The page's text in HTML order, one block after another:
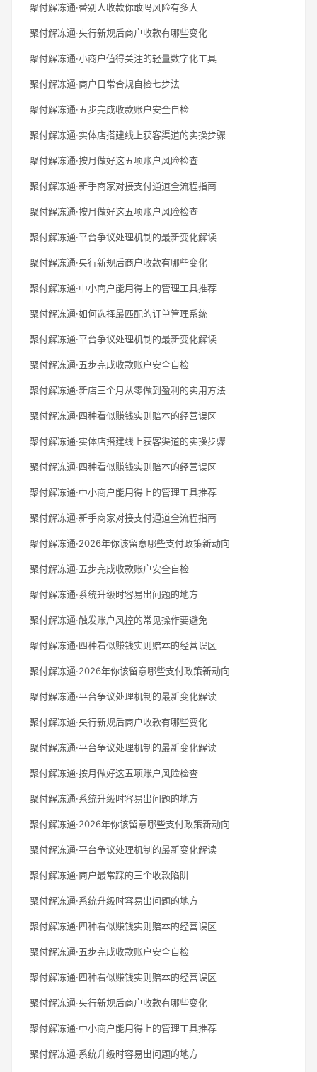
聚付解冻通·替别人收款你敢吗风险有多大
聚付解冻通·央行新规后商户收款有哪些变化
聚付解冻通·小商户值得关注的轻量数字化工具
聚付解冻通·商户日常合规自检七步法
聚付解冻通·五步完成收款账户安全自检
聚付解冻通·实体店搭建线上获客渠道的实操步骤
聚付解冻通·按月做好这五项账户风险检查
聚付解冻通·新手商家对接支付通道全流程指南
聚付解冻通·按月做好这五项账户风险检查
聚付解冻通·平台争议处理机制的最新变化解读
聚付解冻通·央行新规后商户收款有哪些变化
聚付解冻通·中小商户能用得上的管理工具推荐
聚付解冻通·如何选择最匹配的订单管理系统
聚付解冻通·平台争议处理机制的最新变化解读
聚付解冻通·五步完成收款账户安全自检
聚付解冻通·新店三个月从零做到盈利的实用方法
聚付解冻通·四种看似赚钱实则赔本的经营误区
聚付解冻通·实体店搭建线上获客渠道的实操步骤
聚付解冻通·四种看似赚钱实则赔本的经营误区
聚付解冻通·中小商户能用得上的管理工具推荐
聚付解冻通·新手商家对接支付通道全流程指南
聚付解冻通·2026年你该留意哪些支付政策新动向
聚付解冻通·五步完成收款账户安全自检
聚付解冻通·系统升级时容易出问题的地方
聚付解冻通·触发账户风控的常见操作要避免
聚付解冻通·四种看似赚钱实则赔本的经营误区
聚付解冻通·2026年你该留意哪些支付政策新动向
聚付解冻通·平台争议处理机制的最新变化解读
聚付解冻通·央行新规后商户收款有哪些变化
聚付解冻通·平台争议处理机制的最新变化解读
聚付解冻通·按月做好这五项账户风险检查
聚付解冻通·系统升级时容易出问题的地方
聚付解冻通·2026年你该留意哪些支付政策新动向
聚付解冻通·平台争议处理机制的最新变化解读
聚付解冻通·商户最常踩的三个收款陷阱
聚付解冻通·系统升级时容易出问题的地方
聚付解冻通·四种看似赚钱实则赔本的经营误区
聚付解冻通·五步完成收款账户安全自检
聚付解冻通·四种看似赚钱实则赔本的经营误区
聚付解冻通·央行新规后商户收款有哪些变化
聚付解冻通·中小商户能用得上的管理工具推荐
聚付解冻通·系统升级时容易出问题的地方